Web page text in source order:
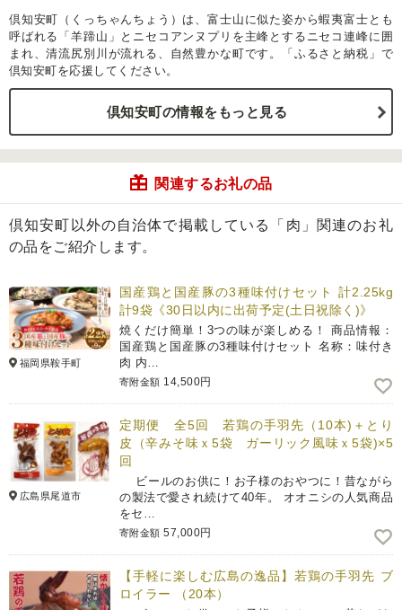
倶知安町（くっちゃんちょう）は、富士山に似た姿から蝦夷富士とも
呼ばれる「羊蹄山」とニセコアンヌプリを主峰とするニセコ連峰に囲
まれ、清流尻別川が流れる、自然豊かな町です。「ふるさと納税」で
倶知安町を応援してください。
倶知安町の情報をもっと見る
関連するお礼の品
倶知安町以外の自治体で掲載している「肉」関連のお礼
の品をご紹介します。
福岡県鞍手町
国産鶏と国産豚の3種味付けセット 計2.25kg
計9袋《30日以内に出荷予定(土日祝除く)》
焼くだけ簡単！3つの味が楽しめる！ 商品情報：
国産鶏と国産豚の3種味付けセット 名称：味付き
肉 内…
寄附金額 14,500円
広島県尾道市
定期便 全5回 若鶏の手羽先（10本)＋とり
皮（辛みそ味ｘ5袋 ガーリック風味ｘ5袋)×5
回
ビールのお供に！お子様のおやつに！昔ながら
の製法で愛され続けて40年。 オオニシの人気商品
をセ…
寄附金額 57,000円
【手軽に楽しむ広島の逸品】若鶏の手羽先 ブ
ロイラー （20本）